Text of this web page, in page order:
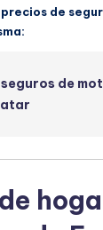
de
de